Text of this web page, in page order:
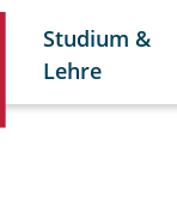
Studium &
Lehre